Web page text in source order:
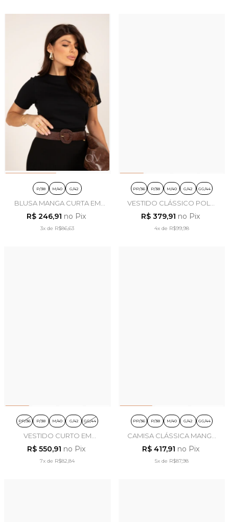
P/38 M/40 G/42
BLUSA MANGA CURTA EM
TRICOT PRETO - LEKAZIS
R$ 246,91 no Pix
3x de R$86,63
PP/36 P/38 M/40 G/42 GG/44
VESTIDO CLÁSSICO POLO
EM MOLETINHO CRU -
LEKAZIS
R$ 379,91 no Pix
4xde R$99,98
PP/36 P/38 M/40 G/42 GG/44
VESTIDO CURTO EM
ALFAIATARIA MARROM -
LEKAZIS
R$ 550,91 no Pix
7x de R$82,84
PP/36 P/38 M/40 G/42 GG/44
CAMISA CLÁSSICA MANGA
LONGA EM TRICOLINE
BRANCO - LEKAZIS
R$ 417,91 no Pix
5xde R$87,98